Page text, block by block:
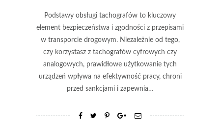
Podstawy obsługi tachografów to kluczowy
element bezpieczeństwa i zgodności z przepisami
w transporcie drogowym. Niezależnie od tego,
czy korzystasz z tachografów cyfrowych czy
analogowych, prawidłowe użytkowanie tych
urządzeń wpływa na efektywność pracy, chroni
przed sankcjami i zapewnia…